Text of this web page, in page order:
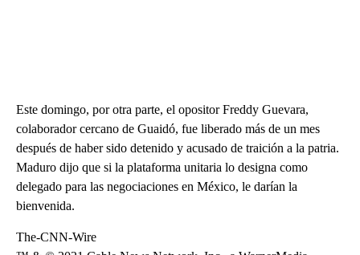
Este domingo, por otra parte, el opositor Freddy Guevara,
colaborador cercano de Guaidó, fue liberado más de un mes
después de haber sido detenido y acusado de traición a la patria.
Maduro dijo que si la plataforma unitaria lo designa como
delegado para las negociaciones en México, le darían la
bienvenida.
The-CNN-Wire